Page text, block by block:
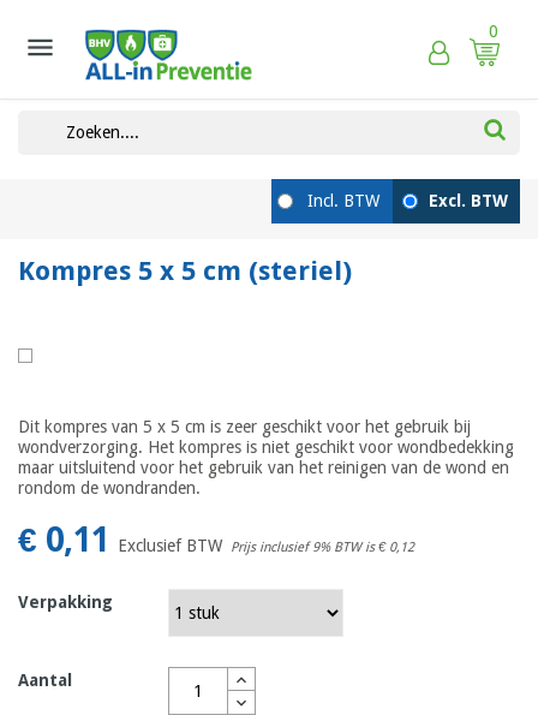
 0
Kompres 5 x 5 cm (steriel)
Dit kompres van 5 x 5 cm is zeer geschikt voor het gebruik bij
wondverzorging. Het kompres is niet geschikt voor wondbedekking
maar uitsluitend voor het gebruik van het reinigen van de wond en
rondom de wondranden.
€ 0,11 Exclusief BTW Prijs inclusief 9% BTW is€ 0,12
Verpakking
Aantal